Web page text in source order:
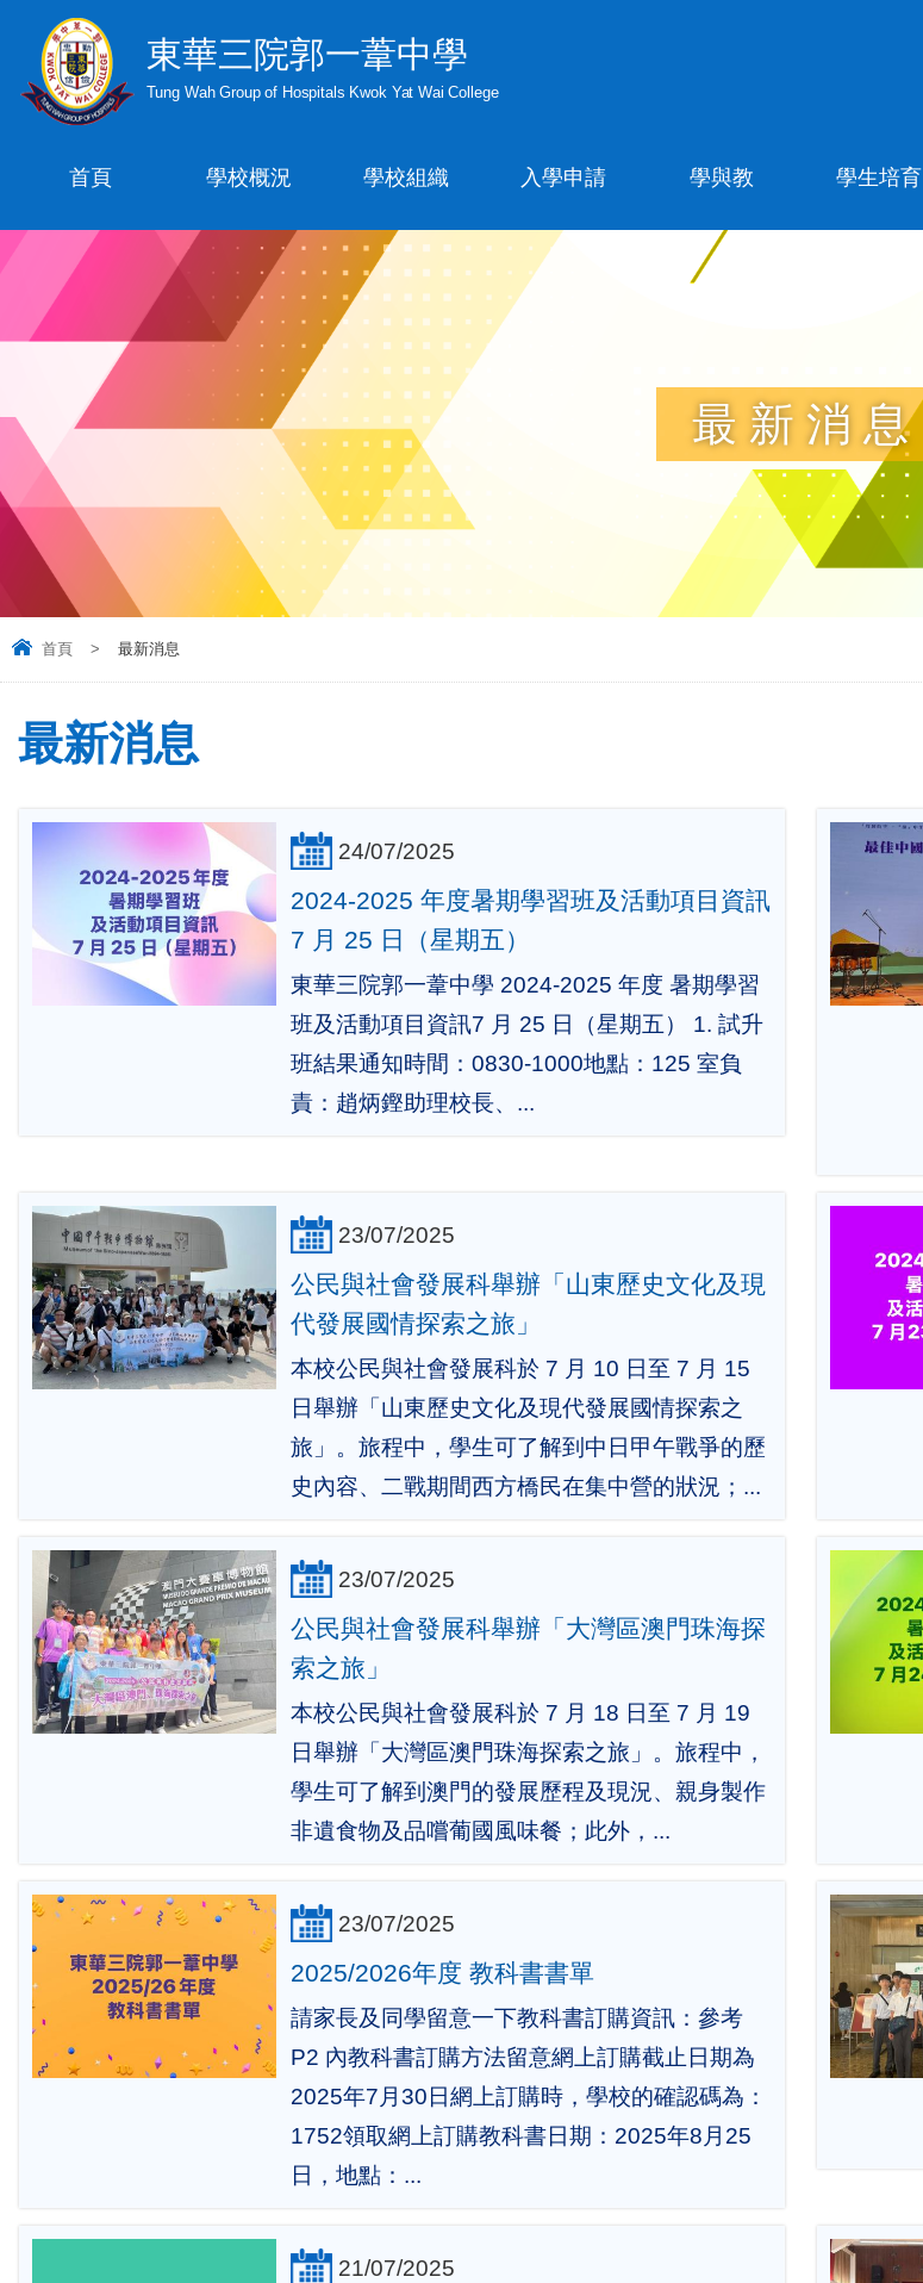
東華三院郭一葦中學
Tung Wah Group of Hospitals Kwok Yat Wai College
首頁 學校概況 學校組織 入學申請 學與教 學生培育
最新消息
首頁 > 最新消息
最新消息
24/07/2025
2024-2025 年度暑期學習班及活動項目資訊
7 月 25 日（星期五）
東華三院郭一葦中學 2024-2025 年度 暑期學習
班及活動項目資訊7 月 25 日（星期五） 1. 試升
班結果通知時間：0830-1000地點：125 室負
責：趙炳鏗助理校長、...
23/07/2025
公民與社會發展科舉辦「山東歷史文化及現
代發展國情探索之旅」
本校公民與社會發展科於 7 月 10 日至 7 月 15
日舉辦「山東歷史文化及現代發展國情探索之
旅」。旅程中，學生可了解到中日甲午戰爭的歷
史內容、二戰期間西方橋民在集中營的狀況；...
23/07/2025
公民與社會發展科舉辦「大灣區澳門珠海探
索之旅」
本校公民與社會發展科於 7 月 18 日至 7 月 19
日舉辦「大灣區澳門珠海探索之旅」。旅程中，
學生可了解到澳門的發展歷程及現況、親身製作
非遺食物及品嚐葡國風味餐；此外，...
23/07/2025
2025/2026年度 教科書書單
請家長及同學留意一下教科書訂購資訊：參考
P2 內教科書訂購方法留意網上訂購截止日期為
2025年7月30日網上訂購時，學校的確認碼為：
1752領取網上訂購教科書日期：2025年8月25
日，地點：...
21/07/2025